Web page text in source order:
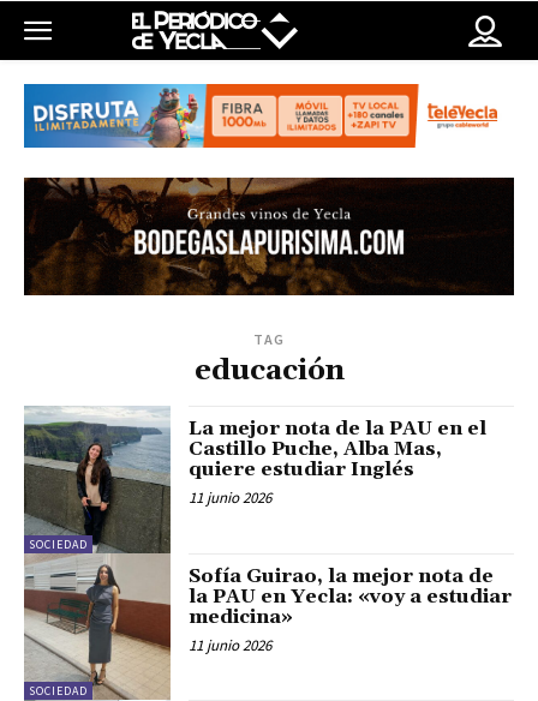
TAG
educación
SOCIEDAD
La mejor nota de la PAU en el
Castillo Puche, Alba Mas,
quiere estudiar Inglés
11 junio 2026
SOCIEDAD
Sofía Guirao, la mejor nota de
la PAU en Yecla: «voy a estudiar
medicina»
11 junio 2026